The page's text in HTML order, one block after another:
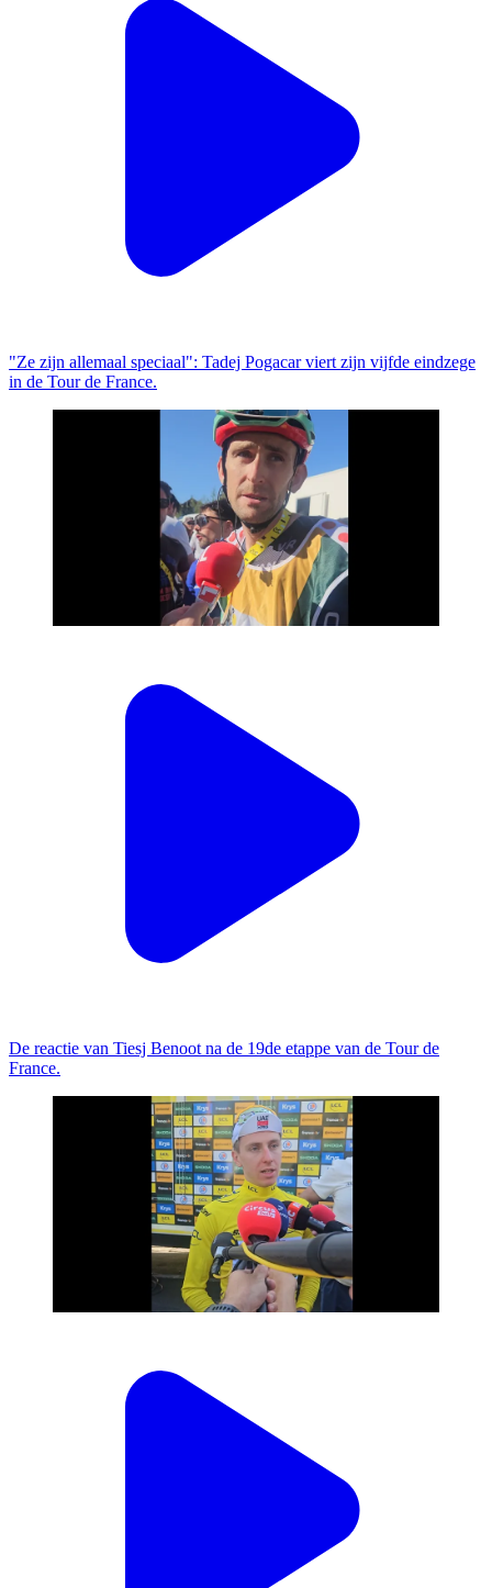
"Ze zijn allemaal speciaal": Tadej Pogacar viert zijn vijfde eindzege
in de Tour de France.
De reactie van Tiesj Benoot na de 19de etappe van de Tour de
France.